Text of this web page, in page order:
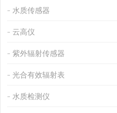
水质传感器
云高仪
紫外辐射传感器
光合有效辐射表
水质检测仪